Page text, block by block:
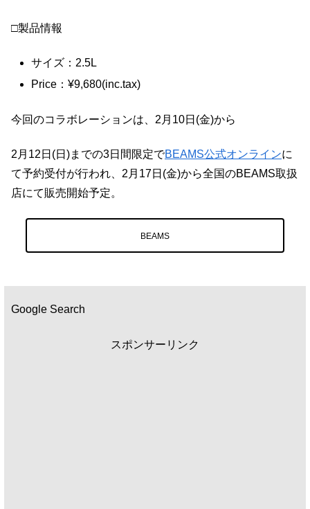
□製品情報
サイズ：2.5L
Price：¥9,680(inc.tax)
今回のコラボレーションは、2月10日(金)から
2月12日(日)までの3日間限定でBEAMS公式オンラインに
て予約受付が行われ、2月17日(金)から全国のBEAMS取扱
店にて販売開始予定。
BEAMS
Google Search
スポンサーリンク